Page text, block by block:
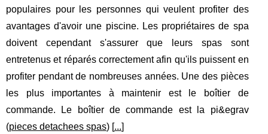
populaires pour les personnes qui veulent profiter des
avantages d'avoir une piscine. Les propriétaires de spa
doivent cependant s'assurer que leurs spas sont
entretenus et réparés correctement afin qu'ils puissent en
profiter pendant de nombreuses années. Une des pièces
les plus importantes à maintenir est le boîtier de
commande. Le boîtier de commande est la pi&egrav
(pieces detachees spas) [...]